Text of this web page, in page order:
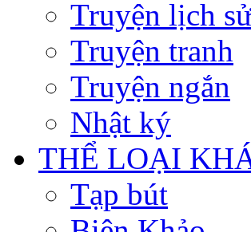
Truyện lịch
Truyện tranh
Truyện ngắn
Nhật ký
THỂ LOẠI
Tạp bút